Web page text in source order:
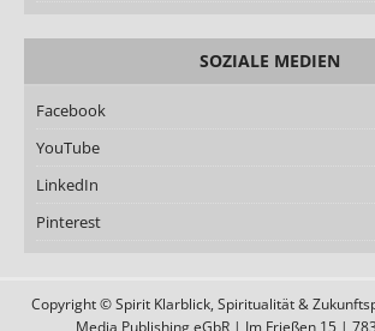
SOZIALE MEDIEN
Facebook
YouTube
LinkedIn
Pinterest
Copyright © Spirit Klarblick, Spiritualität &
Media Publishing eGbR | Im Frießen 15 |